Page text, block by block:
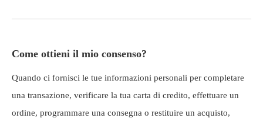
Come ottieni il mio consenso?
Quando ci fornisci le tue informazioni personali per completare
una transazione, verificare la tua carta di credito, effettuare un
ordine, programmare una consegna o restituire un acquisto,